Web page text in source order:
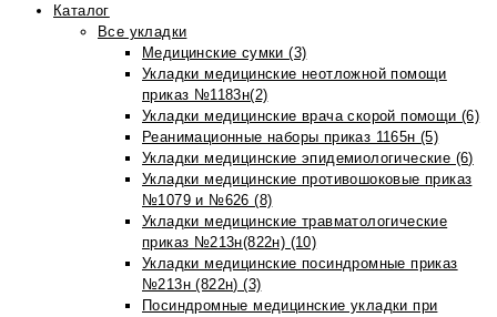
Каталог
Все укладки
Медицинские сумки (3)
Укладки медицинские неотложной помощи
приказ №1183н(2)
Укладки медицинские врача скорой помощи (6)
Реанимационные наборы приказ 1165н (5)
Укладки медицинские эпидемиологические (6)
Укладки медицинские противошоковые приказ
№1079 и №626 (8)
Укладки медицинские травматологические
приказ №213н(822н) (10)
Укладки медицинские посиндромные приказ
№213н (822н) (3)
Посиндромные медицинские укладки при